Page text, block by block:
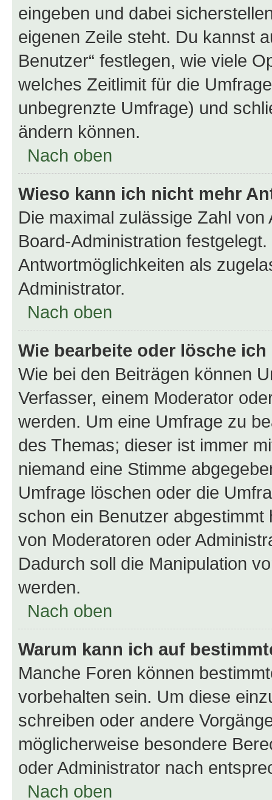
eingeben und dabei
eigenen Zeile steht. Du kannst
Benutzer“ festlegen, wie viele
welches Zeitlimit für die
unbegrenzte Umfrage) und
ändern können.
Nach oben
Wieso kann ich nicht mehr
Die maximal zulässige Zahl
Board-Administration
Antwortmöglichkeiten als
Administrator.
Nach oben
Wie bearbeite oder lösche
Wie bei den Beiträgen können
Verfasser, einem Moderator
werden. Um eine Umfrage zu
des Themas; dieser ist immer
niemand eine Stimme
Umfrage löschen oder die
schon ein Benutzer
von Moderatoren oder
Dadurch soll die Manipulation
werden.
Nach oben
Warum kann ich auf
Manche Foren können
vorbehalten sein. Um diese
schreiben oder andere
möglicherweise besondere
oder Administrator nach
Nach oben